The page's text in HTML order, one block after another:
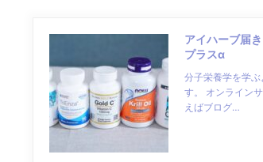
アイハーブ届
プラスα
分子栄養学を学
す。 オンライン
えばブログ…